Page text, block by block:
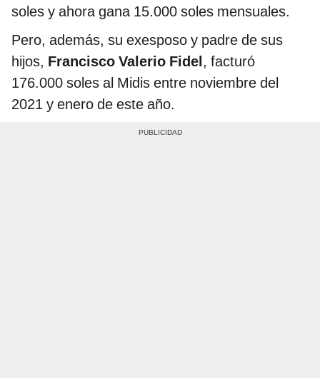
soles y ahora gana 15.000 soles mensuales.
Pero, además, su exesposo y padre de sus
hijos, Francisco Valerio Fidel, facturó
176.000 soles al Midis entre noviembre del
2021 y enero de este año.